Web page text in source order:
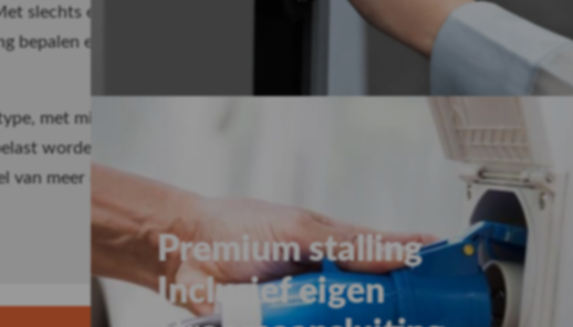
slechts één druk op de
bepalen en de snelheid
met minimale
worden. Een
van meer controle en
de knoppen op de afstandsbediening
gezet. Met één druk op de knop zorgt de
nauwkeurig naar de gewenste positie
biedt het hen de mogelijkheid om